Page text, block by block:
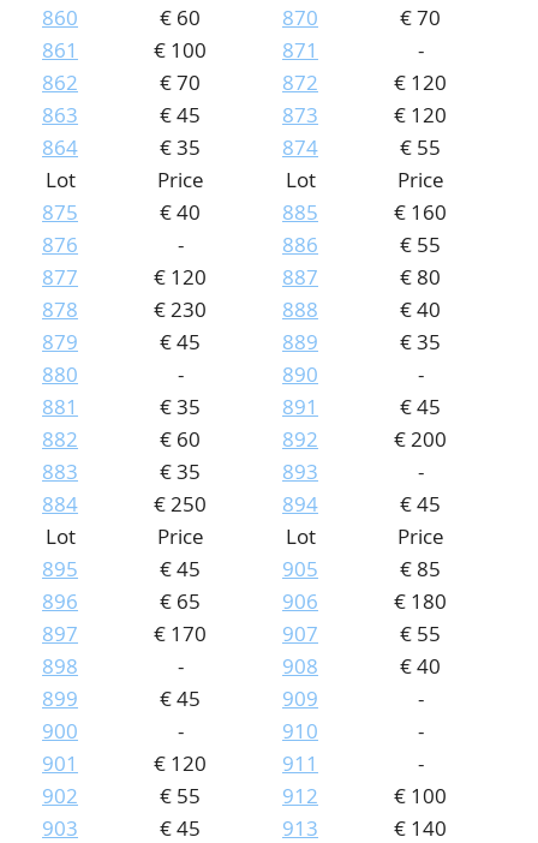
860
€ 60
861
€ 100
862
€ 70
863
€ 45
864
€ 35
870
€ 70
871
-
872
€ 120
873
€ 120
874
€ 55
Lot
Price
875
€ 40
876
-
877
€ 120
878
€ 230
879
€ 45
880
-
881
€ 35
882
€ 60
883
€ 35
884
€ 250
Lot
Price
885
€ 160
886
€ 55
887
€ 80
888
€ 40
889
€ 35
890
-
891
€ 45
892
€ 200
893
-
894
€ 45
Lot
Price
895
€ 45
896
€ 65
897
€ 170
898
-
899
€ 45
900
-
901
€ 120
902
€ 55
903
€ 45
Lot
Price
905
€ 85
906
€ 180
907
€ 55
908
€ 40
909
-
910
-
911
-
912
€ 100
913
€ 140